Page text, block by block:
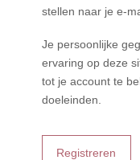
stellen naar je e-
Je persoonlijke
ervaring op deze
tot je account te
doeleinden.
Registreren